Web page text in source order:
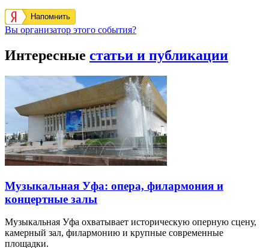
Напомнить
Вы организатор этого события?
Интересные статьи и публикации
Музыкальная Уфа: опера, филармония и
концертные залы
Музыкальная Уфа охватывает историческую оперную сцену,
камерный зал, филармонию и крупные современные
площадки.